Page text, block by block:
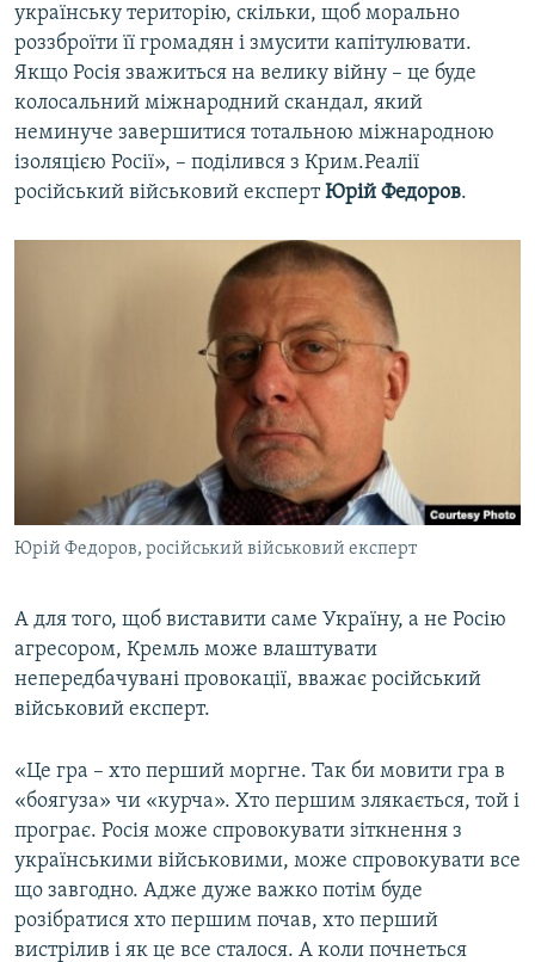
українську територію, скільки, щоб морально
роззброїти її громадян і змусити капітулювати.
Якщо Росія зважиться на велику війну – це буде
колосальний міжнародний скандал, який
неминуче завершитися тотальною міжнародною
ізоляцією Росії», – поділився з Крим.Реалії
російський військовий експертЮрій Федоров.
Юрій Федоров, російський військовий експерт
А для того, щоб виставити саме Україну, а не Росію
агресором, Кремль може влаштувати
непередбачувані провокації, вважає російський
військовий експерт.
«Це гра – хто перший моргне. Так би мовити гра в
«боягуза» чи «курча». Хто першим злякається, той і
програє. Росія може спровокувати зіткнення з
українськими військовими, може спровокувати все
що завгодно. Адже дуже важко потім буде
розібратися хто першим почав, хто перший
вистрілив і як це все сталося. А коли почнеться